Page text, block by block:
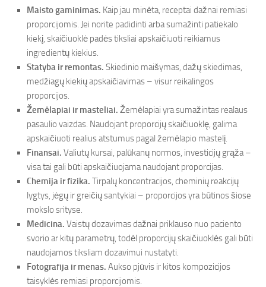
Maisto gaminimas. Kaip jau minėta, receptai dažnai remiasi
proporcijomis. Jei norite padidinti arba sumažinti patiekalo
kiekį, skaičiuoklė padės tiksliai apskaičiuoti reikiamus
ingredientų kiekius.
Statyba ir remontas. Skiedinio maišymas, dažų skiedimas,
medžiagų kiekių apskaičiavimas – visur reikalingos
proporcijos.
Žemėlapiai ir masteliai. Žemėlapiai yra sumažintas realaus
pasaulio vaizdas. Naudojant proporcijų skaičiuoklę, galima
apskaičiuoti realius atstumus pagal žemėlapio mastelį.
Finansai. Valiutų kursai, palūkanų normos, investicijų grąža –
visa tai gali būti apskaičiuojama naudojant proporcijas.
Chemija ir fizika. Tirpalų koncentracijos, cheminių reakcijų
lygtys, jėgų ir greičių santykiai – proporcijos yra būtinos šiose
mokslo srityse.
Medicina. Vaistų dozavimas dažnai priklauso nuo paciento
svorio ar kitų parametrų, todėl proporcijų skaičiuoklės gali būti
naudojamos tiksliam dozavimui nustatyti.
Fotografija ir menas. Aukso pjūvis ir kitos kompozicijos
taisyklės remiasi proporcijomis.